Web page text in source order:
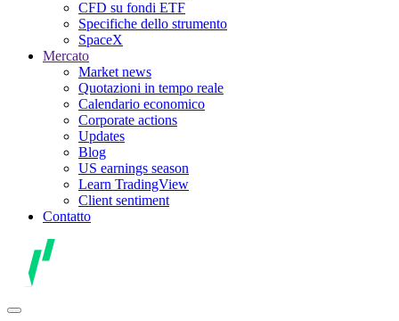
CFD su fondi ETF
Specifiche dello strumento
SpaceX
Mercato
Market news
Quotazioni in tempo reale
Calendario economico
Corporate actions
Updates
Blog
US earnings season
Learn TradingView
Client sentiment
Contatto